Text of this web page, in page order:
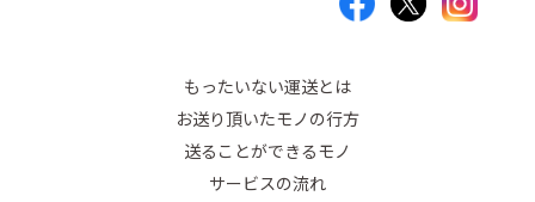
もったいない運送とは
お送り頂いたモノの行方
送ることができるモノ
サービスの流れ